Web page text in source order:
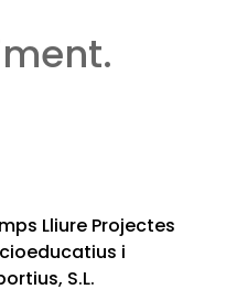
Lliure Projectes
i
S.L.